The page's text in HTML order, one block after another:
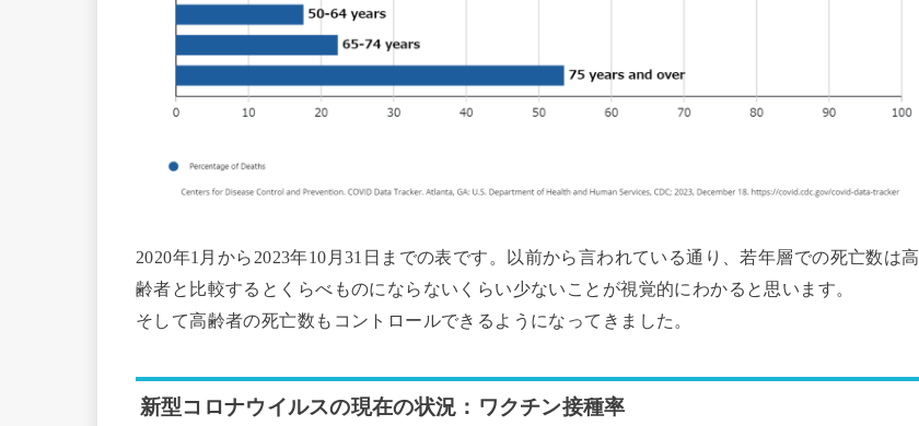
2020年1月から2023年10月31日までの表です。以前から言われている通り、若年層での死亡数は高
齢者と比較するとくらべものにならないくらい少ないことが視覚的にわかると思います。
そして高齢者の死亡数もコントロールできるようになってきました。
新型コロナウイルスの現在の状況：ワクチン接種率